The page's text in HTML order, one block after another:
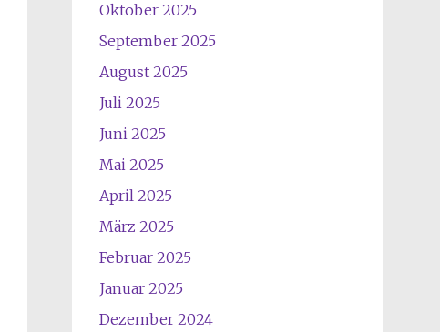
Oktober 2025
September 2025
August 2025
Juli 2025
Juni 2025
Mai 2025
April 2025
März 2025
Februar 2025
Januar 2025
Dezember 2024